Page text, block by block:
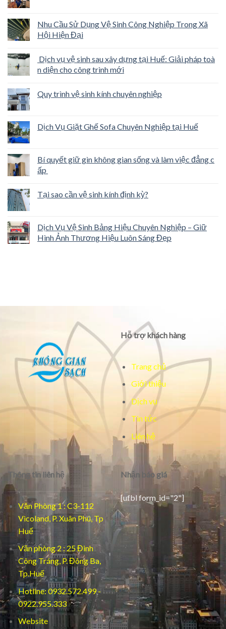
Nhu Cầu Sử Dụng Vệ Sinh Công Nghiệp Trong Xã
Hội Hiện Đại
Dịch vụ vệ sinh sau xây dựng tại Huế: Giải pháp toà
n diện cho công trình mới
Quy trình vệ sinh kính chuyên nghiệp
Dịch Vụ Giặt Ghế Sofa Chuyên Nghiệp tại Huế
Bí quyết giữ gìn không gian sống và làm việc đẳng c
ấp
Tại sao cần vệ sinh kính định kỳ?
Dịch Vụ Vệ Sinh Bảng Hiệu Chuyên Nghiệp – Giữ
Hình Ảnh Thương Hiệu Luôn Sáng Đẹp
Hỗ trợ khách hàng
Trang chủ
Giới thiệu
Dịch vụ
Tin tức
Liên hệ
Thông tin liên hệ
Văn Phòng 1 : C3-112
Vicoland, P. Xuân Phú, Tp
Huế
Văn phòng 2 : 25 Đinh
Công Tráng, P. Đông Ba,
Tp.Huế
Hotline: 0932.572.499 -
0922.955.333
Website
Nhận báo giá
[ufbl form_id="2"]